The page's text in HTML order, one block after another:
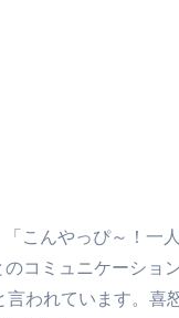
こんやっぴ～！一
コミュニケーシ
われています。